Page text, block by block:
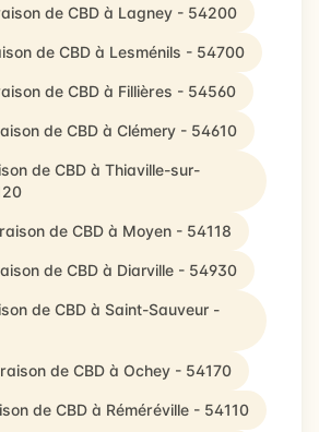
de CBD à Lagney - 54200
de CBD à Lesménils - 54700
de CBD à Fillières - 54560
de CBD à Clémery - 54610
de CBD à Thiaville-sur-
de CBD à Moyen - 54118
de CBD à Diarville - 54930
de CBD à Saint-Sauveur -
de CBD à Ochey - 54170
de CBD à Réméréville - 54110